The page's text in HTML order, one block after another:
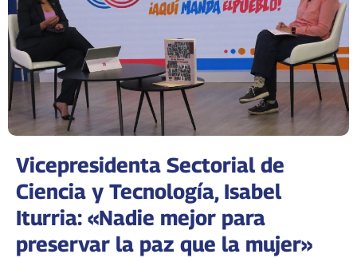
Vicepresidenta Sectorial de
Ciencia y Tecnología, Isabel
Iturria: «Nadie mejor para
preservar la paz que la mujer»